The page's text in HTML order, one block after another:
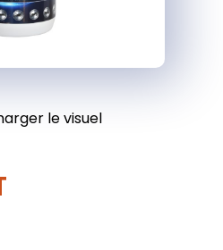
le visuel